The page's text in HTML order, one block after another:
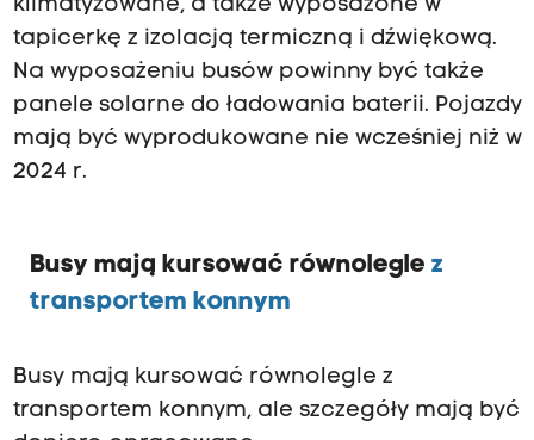
klimatyzowane, a także wyposażone w
tapicerkę z izolacją termiczną i dźwiękową.
Na wyposażeniu busów powinny być także
panele solarne do ładowania baterii. Pojazdy
mają być wyprodukowane nie wcześniej niż w
2024 r.
Busy mają kursować równolegle z
transportem konnym
Busy mają kursować równolegle z
transportem konnym, ale szczegóły mają być